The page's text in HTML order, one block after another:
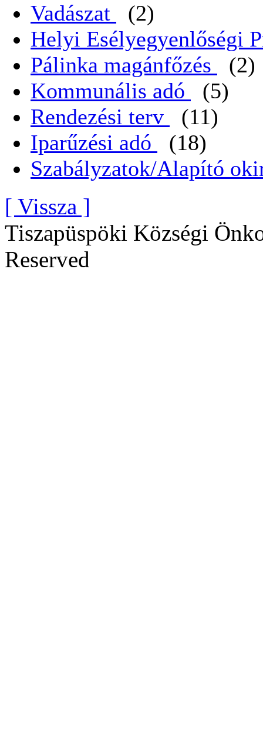
Vadászat
(2)
Helyi Esélyegyenlőségi
Pálinka magánfőzés
(2)
Kommunális adó
(5)
Rendezési terv
(11)
Iparűzési adó
(18)
Szabályzatok/Alapító
[ Vissza ]
Tiszapüspöki Községi
Reserved